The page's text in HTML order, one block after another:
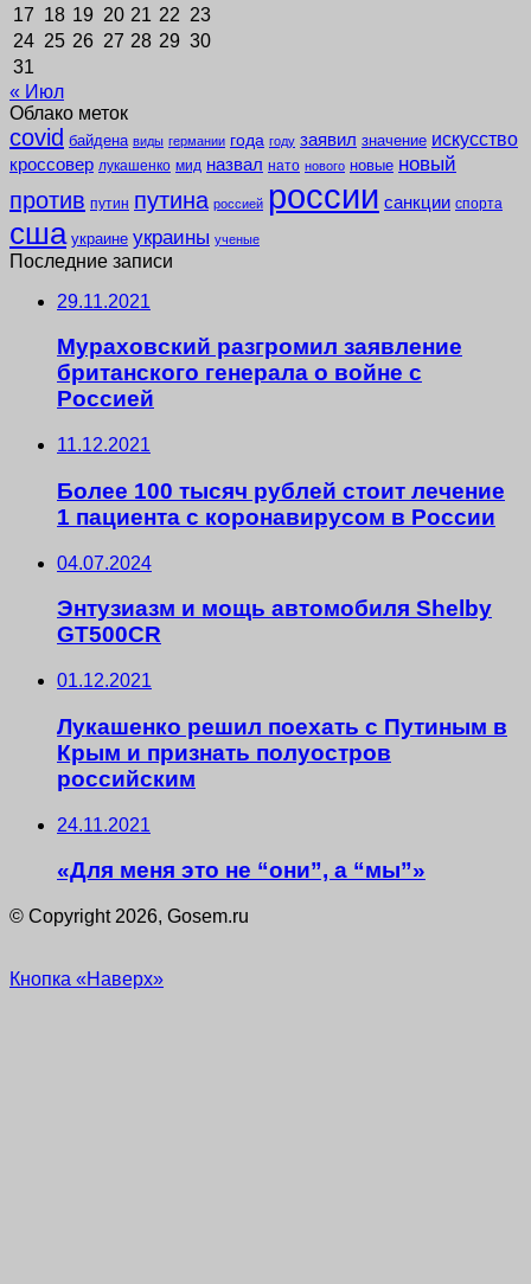
17 18 19 20 21 22 23
24 25 26 27 28 29 30
31
« Июл
Облако меток
covid байдена виды германии года году заявил значение искусство
кроссовер лукашенко мид назвал нато нового новые новый
против путин путина россией россии санкции спорта
сша украине украины ученые
Последние записи
29.11.2021
Мураховский разгромил заявление
британского генерала о войне с
Россией
11.12.2021
Более 100 тысяч рублей стоит лечение
1 пациента с коронавирусом в России
04.07.2024
Энтузиазм и мощь автомобиля Shelby
GT500CR
01.12.2021
Лукашенко решил поехать с Путиным в
Крым и признать полуостров
российским
24.11.2021
«Для меня это не “они”, а “мы”»
© Copyright 2026, Gosem.ru
Кнопка «Наверх»